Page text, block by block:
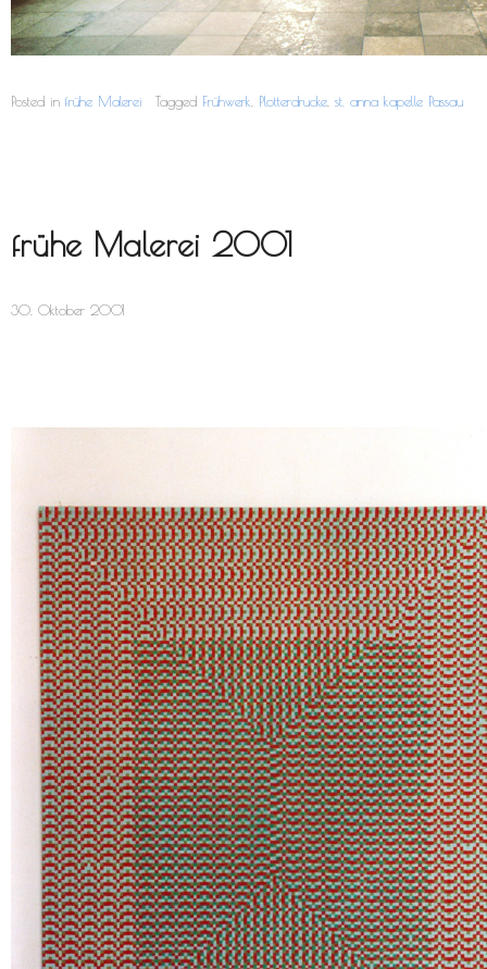
Posted in frühe Malerei Tagged Frühwerk Plotterdrucke st. anna kapelle Passau
frühe Malerei 2001
30. Oktober 2001